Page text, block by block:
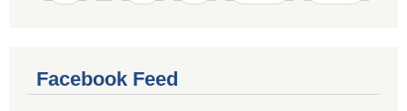
Facebook Feed